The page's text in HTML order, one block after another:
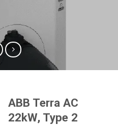
ABB Terra AC
22kW, Type 2